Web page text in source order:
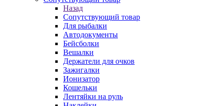
Назад
Сопутствующий товар
Для рыбалки
Автодокументы
Бейсболки
Вешалки
Держатели для очков
Зажигалки
Ионизатор
Кошельки
Лентяйки на руль